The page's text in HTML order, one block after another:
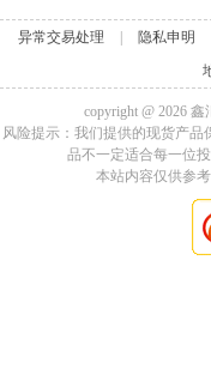
异常交易处理 隐私申明
copyright @ 2026 鑫
风险提示：我们提供的现货产
品不一定适合每一位
本站内容仅供参